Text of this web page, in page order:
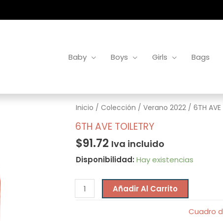
Baby Boys Girls Bags
Inicio / Colección / Verano 2022/ 6TH AVE
6TH AVE TOILETRY
$91.72 Iva incluido
Disponibilidad: Hay existencias
6TH
AVE
cantidad
Añadir Al Carrito
Cuadro